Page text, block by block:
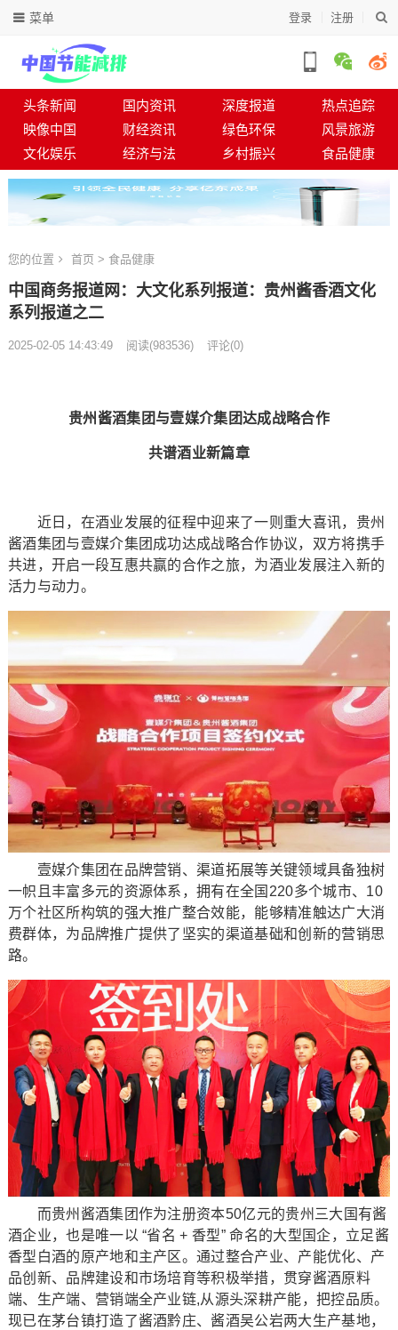
登录 注册
菜单
头条新闻 国内资讯 深度报道
热点追踪
映像中国
财经资讯 绿色环保
风景旅游
文化娱乐
经济与法 乡村振兴 食品健康
您的位置 首页 > 食品健康
中国商务报道网：大文化系列报道：贵州酱香酒文化
系列报道之二
2025-02-05 14:43:49 阅读(983536) 评论(0)
贵州酱酒集团与壹媒介集团达成战略合作
共谱酒业新篇章
近日，在酒业发展的征程中迎来了一则重大喜讯，贵州
酱酒集团与壹媒介集团成功达成战略合作协议，双方将携手
共进，开启一段互惠共赢的合作之旅，为酒业发展注入新的
活力与动力。
壹媒介集团在品牌营销、渠道拓展等关键领域具备独树
一帜且丰富多元的资源体系，拥有在全国220多个城市、10
万个社区所构筑的强大推广整合效能，能够精准触达广大消
费群体，为品牌推广提供了坚实的渠道基础和创新的营销思
路。
而贵州酱酒集团作为注册资本50亿元的贵州三大国有酱
酒企业，也是唯一以 “省名 + 香型” 命名的大型国企，立足酱
香型白酒的原产地和主产区。通过整合产业、产能优化、产
品创新、品牌建设和市场培育等积极举措，贯穿酱酒原料
端、生产端、营销端全产业链,从源头深耕产能，把控品质。
现已在茅台镇打造了酱酒黔庄、酱酒吴公岩两大生产基地，